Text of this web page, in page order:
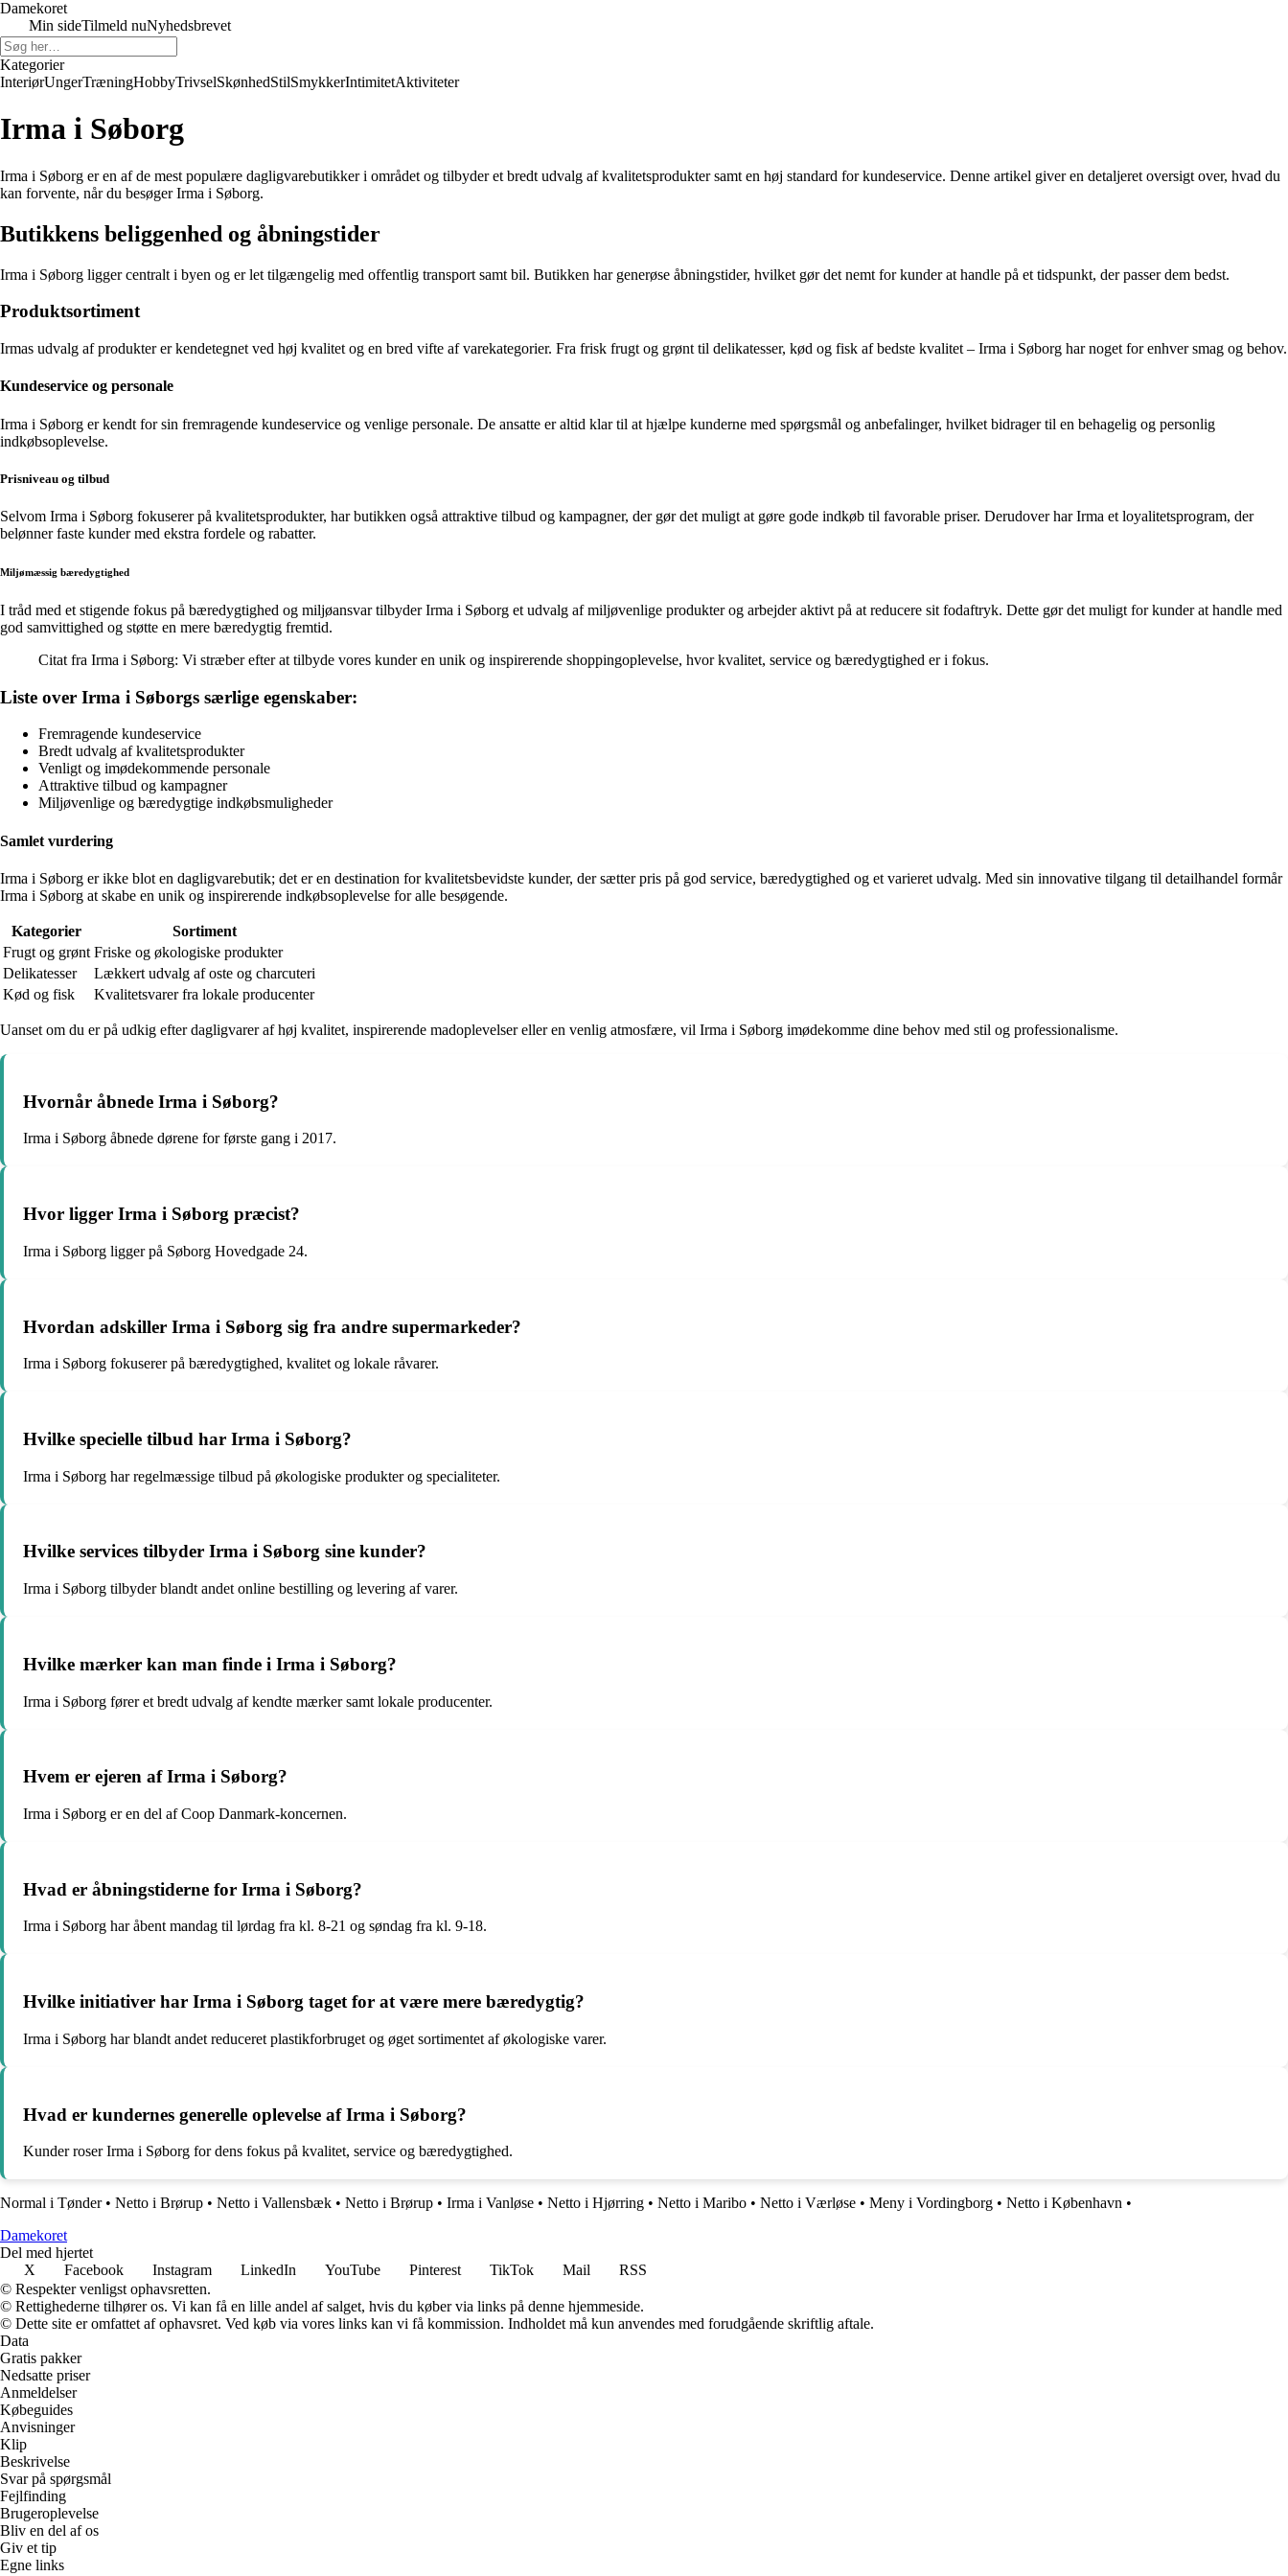
Damekoret
Min sideTilmeld nuNyhedsbrevet
Kategorier
InteriørUngerTræningHobbyTrivselSkønhedStilSmykkerIntimitetAktiviteter
Irma i Søborg
Irma i Søborg er en af de mest populære dagligvarebutikker i området og tilbyder et bredt udvalg af kvalitetsprodukter samt en høj standard for kundeservice. Denne artikel giver en detaljeret oversigt over, hvad du
kan forvente, når du besøger Irma i Søborg.
Butikkens beliggenhed og åbningstider
Irma i Søborg ligger centralt i byen og er let tilgængelig med offentlig transport samt bil. Butikken har generøse åbningstider, hvilket gør det nemt for kunder at handle på et tidspunkt, der passer dem bedst.
Produktsortiment
Irmas udvalg af produkter er kendetegnet ved høj kvalitet og en bred vifte af varekategorier. Fra frisk frugt og grønt til delikatesser, kød og fisk af bedste kvalitet – Irma i Søborg har noget for enhver smag og behov.
Kundeservice og personale
Irma i Søborg er kendt for sin fremragende kundeservice og venlige personale. De ansatte er altid klar til at hjælpe kunderne med spørgsmål og anbefalinger, hvilket bidrager til en behagelig og personlig
indkøbsoplevelse.
Prisniveau og tilbud
Selvom Irma i Søborg fokuserer på kvalitetsprodukter, har butikken også attraktive tilbud og kampagner, der gør det muligt at gøre gode indkøb til favorable priser. Derudover har Irma et loyalitetsprogram, der
belønner faste kunder med ekstra fordele og rabatter.
Miljømæssig bæredygtighed
I tråd med et stigende fokus på bæredygtighed og miljøansvar tilbyder Irma i Søborg et udvalg af miljøvenlige produkter og arbejder aktivt på at reducere sit fodaftryk. Dette gør det muligt for kunder at handle med
god samvittighed og støtte en mere bæredygtig fremtid.
Citat fra Irma i Søborg: Vi stræber efter at tilbyde vores kunder en unik og inspirerende shoppingoplevelse, hvor kvalitet, service og bæredygtighed er i fokus.
Liste over Irma i Søborgs særlige egenskaber:
Fremragende kundeservice
Bredt udvalg af kvalitetsprodukter
Venligt og imødekommende personale
Attraktive tilbud og kampagner
Miljøvenlige og bæredygtige indkøbsmuligheder
Samlet vurdering
Irma i Søborg er ikke blot en dagligvarebutik; det er en destination for kvalitetsbevidste kunder, der sætter pris på god service, bæredygtighed og et varieret udvalg. Med sin innovative tilgang til detailhandel formår
Irma i Søborg at skabe en unik og inspirerende indkøbsoplevelse for alle besøgende.
Kategorier
Sortiment
Frugt og grønt Friske og økologiske produkter
Delikatesser
Lækkert udvalg af oste og charcuteri
Kød og fisk
Kvalitetsvarer fra lokale producenter
Uanset om du er på udkig efter dagligvarer af høj kvalitet, inspirerende madoplevelser eller en venlig atmosfære, vil Irma i Søborg imødekomme dine behov med stil og professionalisme.
Hvornår åbnede Irma i Søborg?
Irma i Søborg åbnede dørene for første gang i 2017.
Hvor ligger Irma i Søborg præcist?
Irma i Søborg ligger på Søborg Hovedgade 24.
Hvordan adskiller Irma i Søborg sig fra andre supermarkeder?
Irma i Søborg fokuserer på bæredygtighed, kvalitet og lokale råvarer.
Hvilke specielle tilbud har Irma i Søborg?
Irma i Søborg har regelmæssige tilbud på økologiske produkter og specialiteter.
Hvilke services tilbyder Irma i Søborg sine kunder?
Irma i Søborg tilbyder blandt andet online bestilling og levering af varer.
Hvilke mærker kan man finde i Irma i Søborg?
Irma i Søborg fører et bredt udvalg af kendte mærker samt lokale producenter.
Hvem er ejeren af Irma i Søborg?
Irma i Søborg er en del af Coop Danmark-koncernen.
Hvad er åbningstiderne for Irma i Søborg?
Irma i Søborg har åbent mandag til lørdag fra kl. 8-21 og søndag fra kl. 9-18.
Hvilke initiativer har Irma i Søborg taget for at være mere bæredygtig?
Irma i Søborg har blandt andet reduceret plastikforbruget og øget sortimentet af økologiske varer.
Hvad er kundernes generelle oplevelse af Irma i Søborg?
Kunder roser Irma i Søborg for dens fokus på kvalitet, service og bæredygtighed.
Normal i Tønder• Netto i Brørup • Netto i Vallensbæk • Netto i Brørup • Irma i Vanløse • Netto i Hjørring • Netto i Maribo • Netto i Værløse • Meny i Vordingborg • Netto i København •
Damekoret
Del med hjertet
X
Facebook Instagram LinkedIn YouTube Pinterest TikTok Mail
RSS
© Respekter venligst ophavsretten.
© Rettighederne tilhører os. Vi kan få en lille andel af salget, hvis du køber via links på denne hjemmeside.
© Dette site er omfattet af ophavsret. Ved køb via vores links kan vi få kommission. Indholdet må kun anvendes med forudgående skriftlig aftale.
Data
Gratis pakker
Nedsatte priser
Anmeldelser
Købeguides
Anvisninger
Klip
Beskrivelse
Svar på spørgsmål
Fejlfinding
Brugeroplevelse
Bliv en del af os
Giv et tip
Egne links